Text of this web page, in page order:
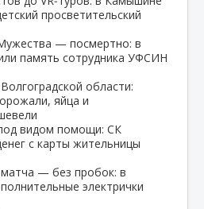
просветительский
— посмертно: в
память сотрудника УФСИН
области:
яйца и
видом помощи: СК
с карты жительницы
— без пробок: в
электрички